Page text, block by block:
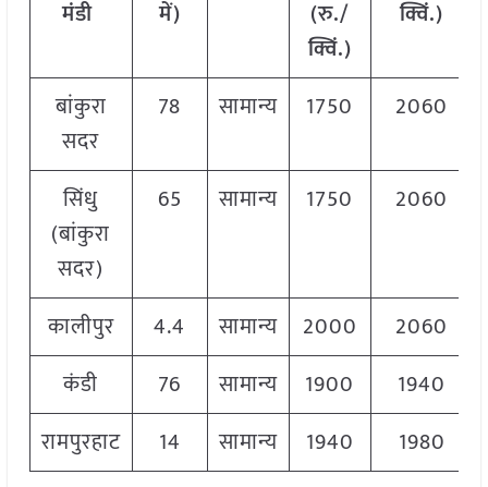
मंडी
में)
(रु./
क्विं.)
क्विं.)
बांकुरा
सदर
78 सामान्य 1750 2060
सिंधु
(बांकुरा
सदर)
65 सामान्य 1750 2060
कालीपुर 4.4 सामान्य 2000 2060
कंडी
76 सामान्य 1900 1940
रामपुरहाट
14 सामान्य 1940 1980